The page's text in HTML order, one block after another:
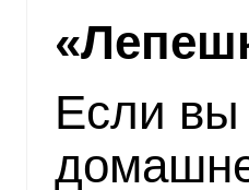
Если вы